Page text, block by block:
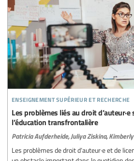
enseignement supérieur et recherche
Les problèmes liés au droit
l’éducation transfrontalière
Patricia Aufderheide, Juliya Ziskina,
Les problèmes de droit d’auteur·e et de